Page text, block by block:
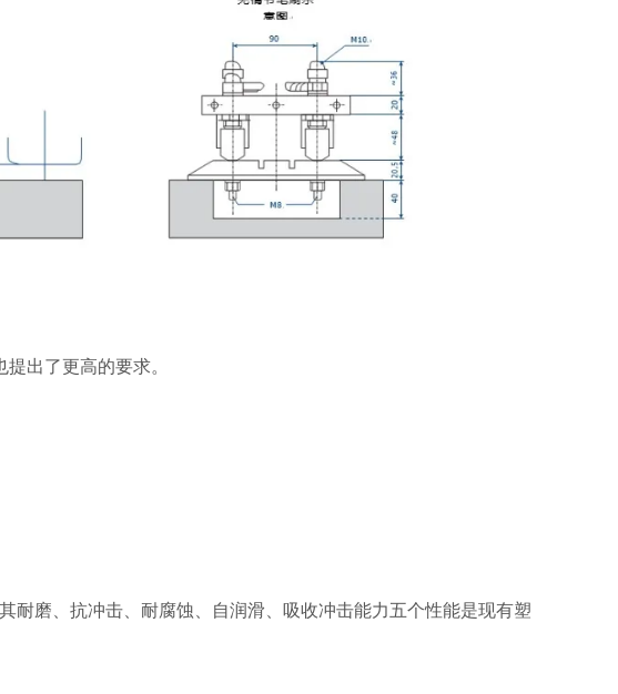
出了更高的要求。
耐磨、抗冲击、耐腐蚀、自润滑、吸收冲击能力五个性能是现有塑